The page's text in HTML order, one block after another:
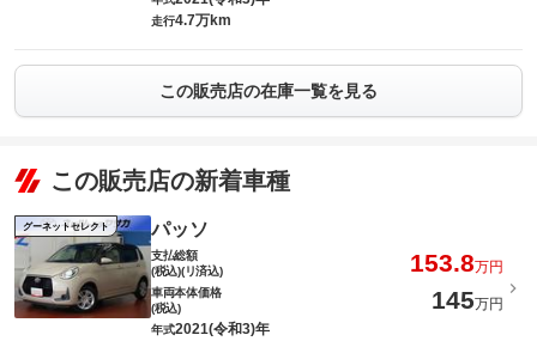
走行4.7万km
この販売店の在庫一覧を見る
この販売店の新着車種
グーネットセレクト パッソ
支払総額
(税込)(リ済込)
153.8万円
車両本体価格
(税込)
145万円
年式2021(令和3)年